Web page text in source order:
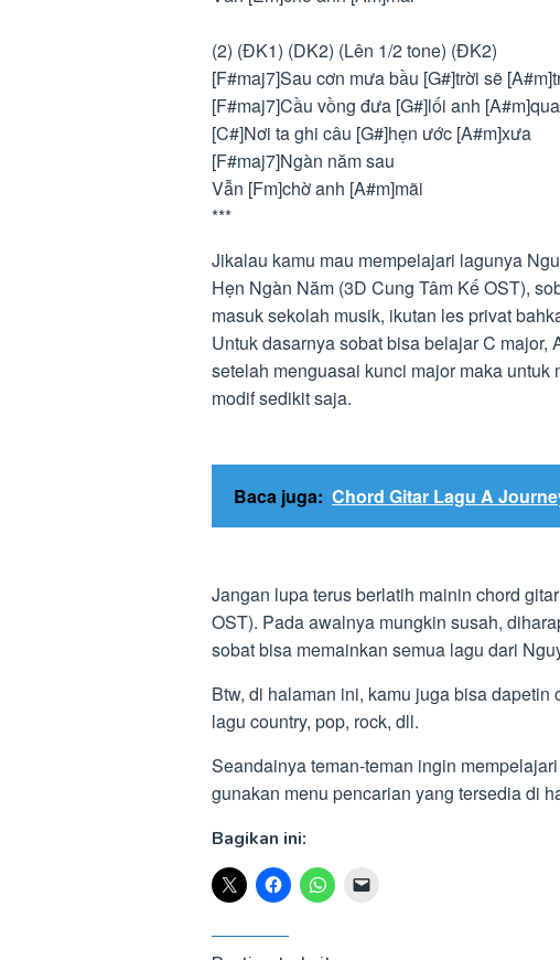
(2) (ĐK1) (DK2) (Lên 1/2 tone) (ĐK2)
[F#maj7]Sau cơn mưa bầu [G#]trời sẽ
[F#maj7]Cầu vồng đưa [G#]lối anh
[C#]Nơi ta ghi câu [G#]hẹn ước [A#m]xưa
[F#maj7]Ngàn năm sau
Vẫn [Fm]chờ anh [A#m]mãi
***
Jikalau kamu mau mempelajari lagunya
Hẹn Ngàn Năm (3D Cung Tâm Kế OST),
masuk sekolah musik, ikutan les privat
Untuk dasarnya sobat bisa belajar C major,
setelah menguasai kunci major maka
modif sedikit saja.
Baca juga: Chord Gitar Lagu A
Jangan lupa terus berlatih mainin chord
OST). Pada awalnya mungkin susah,
sobat bisa memainkan semua lagu dari
Btw, di halaman ini, kamu juga bisa
lagu country, pop, rock, dll.
Seandainya teman-teman ingin
gunakan menu pencarian yang tersedia di
Bagikan ini: